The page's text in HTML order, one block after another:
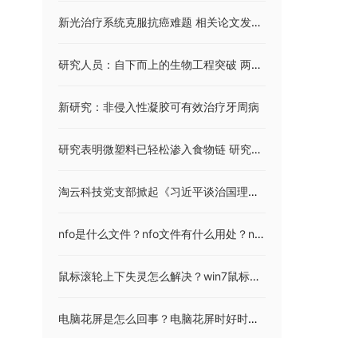
新光治疗系统克服抗癌难题 相关论文发表在《化学通讯》期刊上
研究人员：自下而上的生物工程突破 两种细菌创造活体合成细胞
新研究：非侵入性凝胶可有效治疗牙周病
研究表明微塑料已轻松渗入食物链 研究成果发表在《今日纳米》上
淘云科技党支部掀起《习近平谈治国理政》第四卷学习热潮
nfo是什么文件？nfo文件有什么用处？nfo格式的文件可以删掉吗？
鼠标滚轮上下失灵怎么解决？win7鼠标没有滚轮设置怎么办？
电脑花屏是怎么回事？电脑花屏时好时坏怎么回事？